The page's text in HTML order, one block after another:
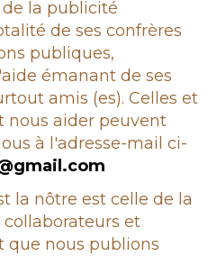
la publicité
de ses confrères
publiques,
émanant de ses
amis (es). Celles et
nous aider peuvent
à l'adresse-mail ci-
la nôtre est celle de la
collaborateurs et
que nous publions